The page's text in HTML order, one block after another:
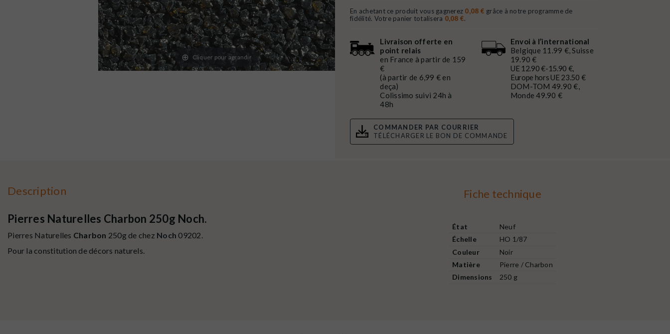
Cliquer pour agrandir
En achetant ce produit vous gagnerez 0,08 € grâce à notre programme de
fidélité. Votre panier totalisera 0,08 €.
Livraison offerte en
point relais
en France à partir de 159
€
(à partir de 6,99 € en
deça)
Colissimo suivi 24h à
48h
Envoi à l’international
Belgique 11.99 €, Suisse
19.90 €
UE 12.90 €-15.90 €,
Europe hors UE 23.50 €
DOM-TOM 49.90 €,
Monde 49.90 €
COMMANDER PAR COURRIER
TÉLÉCHARGER LE BON DE COMMANDE
Description
Pierres Naturelles Charbon 250g Noch.
Pierres Naturelles Charbon 250g de chez Noch 09202.
Pour la constitution de décors naturels.
Fiche technique
État
Neuf
Échelle
HO 1/87
Couleur
Noir
Matière
Pierre / Charbon
Dimensions
250 g